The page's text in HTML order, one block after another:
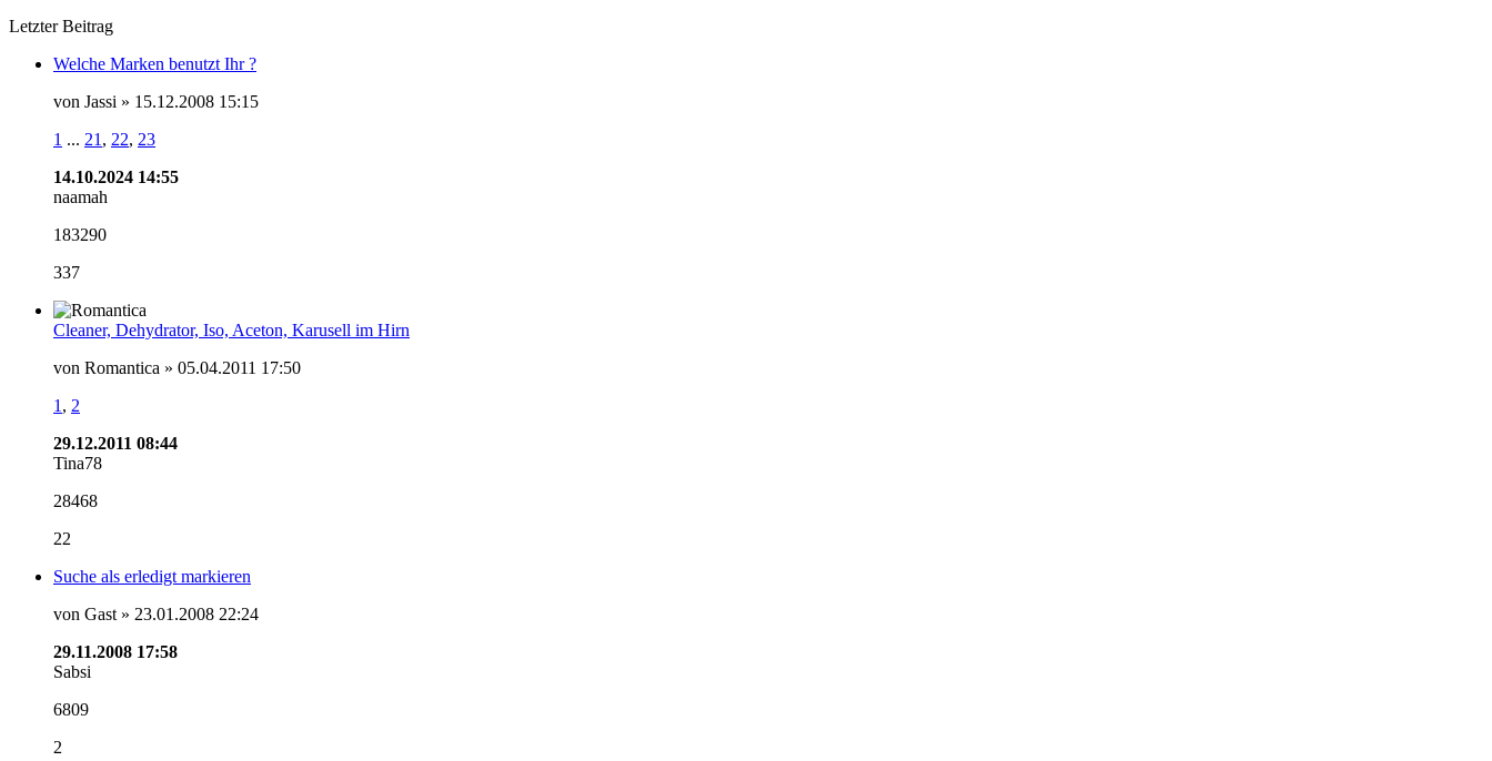
Letzter Beitrag
Welche Marken benutzt Ihr ?
von Jassi » 15.12.2008 15:15
1 ... 21 , 22, 23
14.10.2024 14:55
naamah
183290
337
Cleaner, Dehydrator, Iso, Aceton, Karusell im Hirn
von Romantica » 05.04.2011 17:50
1 , 2
29.12.2011 08:44
Tina78
28468
22
Suche als erledigt markieren
von Gast » 23.01.2008 22:24
29.11.2008 17:58
Sabsi
6809
2